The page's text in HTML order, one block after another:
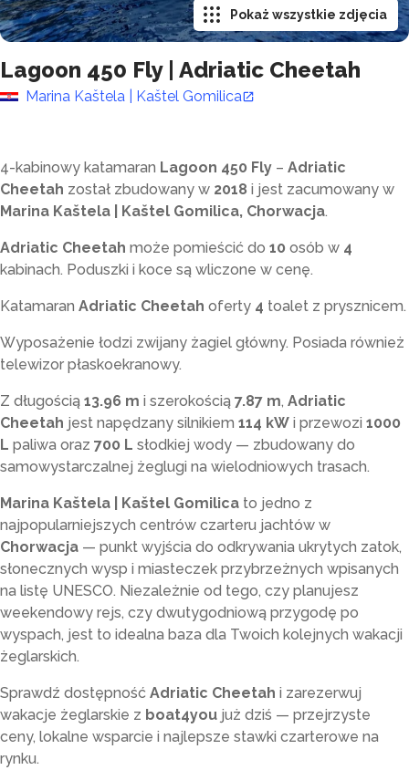
Lagoon 450 Fly| Adriatic Cheetah
Marina Kaštela | Kaštel Gomilica
Pokaż wszystkie zdjęcia
4-kabinowy katamaran Lagoon 450 Fly – Adriatic
Cheetah został zbudowany w 2018 i jest zacumowany w
Marina Kaštela | Kaštel Gomilica, Chorwacja.
Adriatic Cheetah może pomieścić do 10 osób w 4
kabinach. Poduszki i koce są wliczone w cenę.
Katamaran Adriatic Cheetah oferty 4 toalet z prysznicem.
Wyposażenie łodzi zwijany żagiel główny. Posiada również
telewizor płaskoekranowy.
Z długością 13.96 m i szerokością 7.87 m, Adriatic
Cheetah jest napędzany silnikiem 114 kW i przewozi 1000
L paliwa oraz 700 L słodkiej wody — zbudowany do
samowystarczalnej żeglugi na wielodniowych trasach.
Marina Kaštela | Kaštel Gomilica to jedno z
najpopularniejszych centrów czarteru jachtów w
Chorwacja — punkt wyjścia do odkrywania ukrytych zatok,
słonecznych wysp i miasteczek przybrzeżnych wpisanych
na listę UNESCO. Niezależnie od tego, czy planujesz
weekendowy rejs, czy dwutygodniową przygodę po
wyspach, jest to idealna baza dla Twoich kolejnych wakacji
żeglarskich.
Sprawdź dostępność Adriatic Cheetah i zarezerwuj
wakacje żeglarskie z boat4you już dziś — przejrzyste
ceny, lokalne wsparcie i najlepsze stawki czarterowe na
rynku.